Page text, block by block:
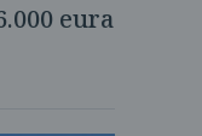
eura